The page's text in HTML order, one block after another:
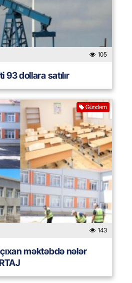
105
dollara satılır
Gündəm
143
məktəbdə nələr